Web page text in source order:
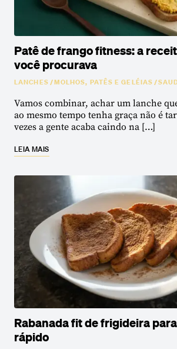
Patê de frango fitness: a
você procurava
LANCHES/MOLHOS, PATÊS E GELÉIAS/
Vamos combinar, achar um lanche
ao mesmo tempo tenha graça não é
vezes a gente acaba caindo na […]
LEIA MAIS
Rabanada fit de frigideira
rápido